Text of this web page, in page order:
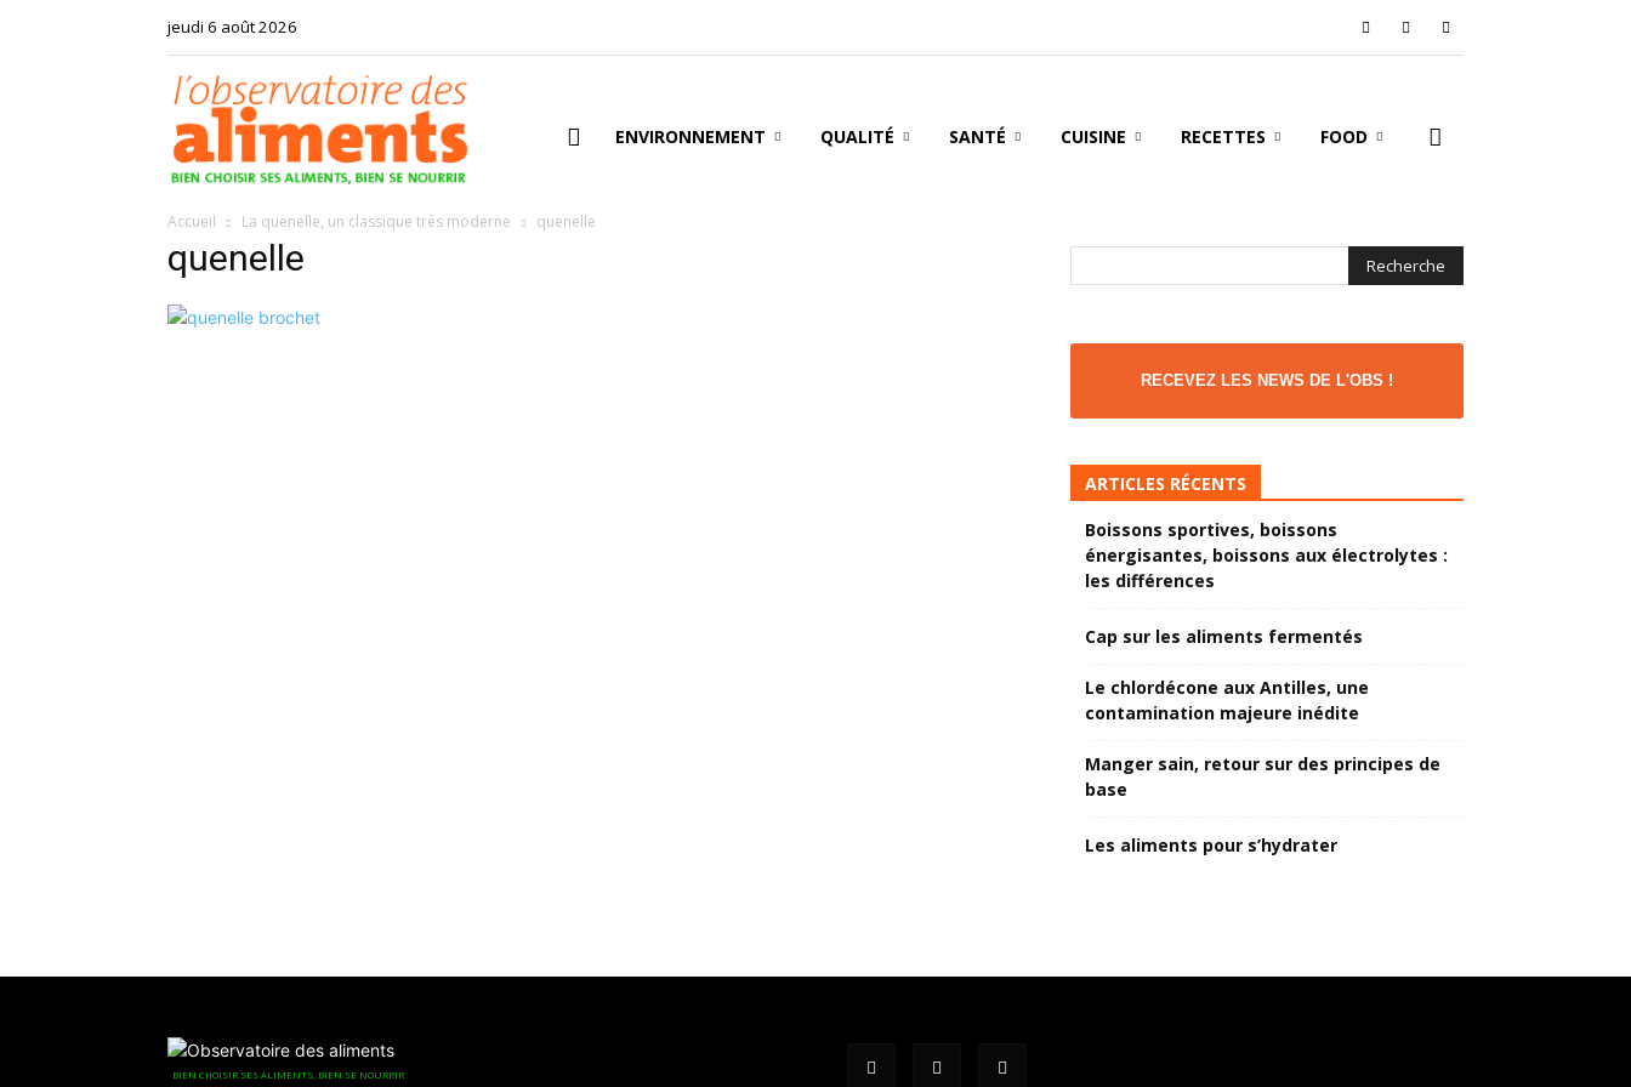
jeudi 6 août 2026
ENVIRONNEMENT QUALITÉ SANTÉ CUISINE RECETTES FOOD
Accueil La quenelle, un classique très moderne quenelle
quenelle
RECEVEZ LES NEWS DE L'OBS !
ARTICLES RÉCENTS
Boissons sportives, boissons
énergisantes, boissons aux électrolytes :
les différences
Cap sur les aliments fermentés
Le chlordécone aux Antilles, une
contamination majeure inédite
Manger sain, retour sur des principes de
base
Les aliments pour s’hydrater
BIEN CHOISIR SES ALIMENTS, BIEN SE NOURRIR